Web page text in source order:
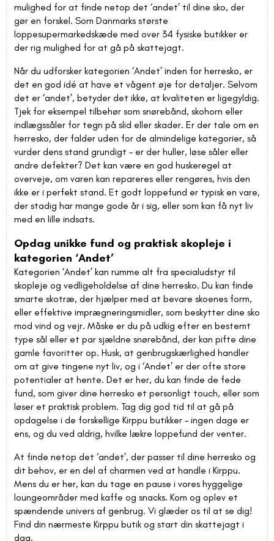
mulighed for at finde netop det ‘andet’ til dine sko, der
gør en forskel. Som Danmarks største
loppesupermarkedskæde med over 34 fysiske butikker er
der rig mulighed for at gå på skattejagt.
Når du udforsker kategorien ‘Andet’ inden for herresko, er
det en god idé at have et vågent øje for detaljer. Selvom
det er ‘andet’, betyder det ikke, at kvaliteten er ligegyldig.
Tjek for eksempel tilbehør som snørebånd, skohorn eller
indlægssåler for tegn på slid eller skader. Er der tale om en
herresko, der falder uden for de almindelige kategorier, så
vurder dens stand grundigt – er der huller, løse såler eller
andre defekter? Det kan være en god huskeregel at
overveje, om varen kan repareres eller rengøres, hvis den
ikke er i perfekt stand. Et godt loppefund er typisk en vare,
der stadig har mange gode år i sig, eller som kan få nyt liv
med en lille indsats.
Opdag unikke fund og praktisk skopleje i
kategorien ‘Andet’
Kategorien ‘Andet’ kan rumme alt fra specialudstyr til
skopleje og vedligeholdelse af dine herresko. Du kan finde
smarte skotræ, der hjælper med at bevare skoenes form,
eller effektive imprægneringsmidler, som beskytter dine sko
mod vind og vejr. Måske er du på udkig efter en bestemt
type sål eller et par sjældne snørebånd, der kan pifte dine
gamle favoritter op. Husk, at genbrugskærlighed handler
om at give tingene nyt liv, og i ‘Andet’ er der ofte store
potentialer at hente. Det er her, du kan finde de fede
fund, som giver dine herresko et personligt touch, eller som
løser et praktisk problem. Tag dig god tid til at gå på
opdagelse i de forskellige Kirppu butikker – ingen dage er
ens, og du ved aldrig, hvilke lækre loppefund der venter.
At finde netop det ‘andet’, der passer til dine herresko og
dit behov, er en del af charmen ved at handle i Kirppu.
Mens du er her, kan du tage en pause i vores hyggelige
loungeområder med kaffe og snacks. Kom og oplev et
spændende univers af genbrug. Vi glæder os til at se dig!
Find din nærmeste Kirppu butik og start din skattejagt i
dag.